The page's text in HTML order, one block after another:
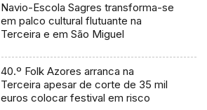
Navio-Escola Sagres transforma-se
em palco cultural flutuante na
Terceira e em São Miguel
40.º Folk Azores arranca na
Terceira apesar de corte de 35 mil
euros colocar festival em risco